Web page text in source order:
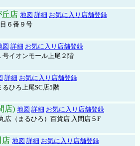
丘店 地図 詳細 お気に入り店舗登録
６番９号
図 詳細 お気に入り店舗登録
イオンモール上尾２階
詳細 お気に入り店舗登録
ひろ上尾SC店5階
店) 地図 詳細 お気に入り店舗登録
（まるひろ）百貨店 入間店５F
店 地図 詳細 お気に入り店舗登録